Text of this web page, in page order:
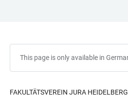
This page is only available in
FAKULTÄTSVEREIN JURA HEIDELBERG